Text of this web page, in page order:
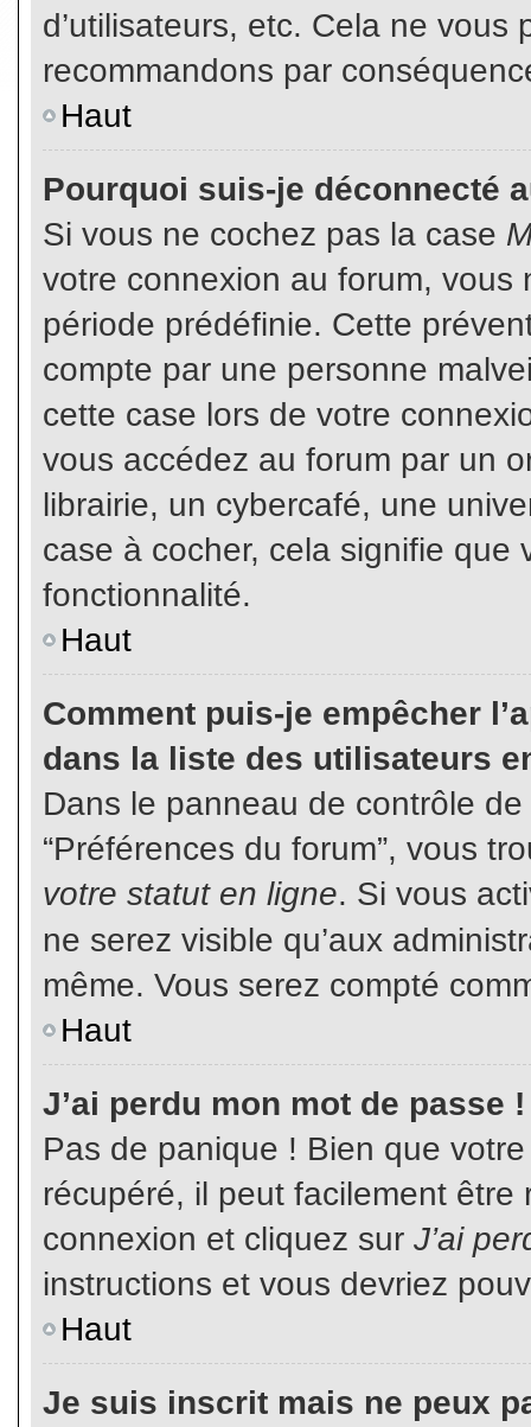
d’utilisateurs, etc. Cela ne vous
recommandons par
Haut
Pourquoi suis-je déconnecté
Si vous ne cochez pas la case
votre connexion au forum,
période prédéfinie. Cette
compte par une personne
cette case lors de votre
vous accédez au forum par un
librairie, un cybercafé, une
case à cocher, cela signifie que
fonctionnalité.
Haut
Comment puis-je empêcher
dans la liste des utilisateurs
Dans le panneau de contrôle
“Préférences du forum”, vous
votre statut en ligne. Si vous
ne serez visible qu’aux
même. Vous serez compté
Haut
J’ai perdu mon mot de passe !
Pas de panique ! Bien que
récupéré, il peut facilement
connexion et cliquez sur J’ai
instructions et vous devriez
Haut
Je suis inscrit mais ne peux